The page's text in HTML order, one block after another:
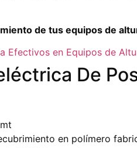
de tus equipos de
en Equipos de
De
en polímero